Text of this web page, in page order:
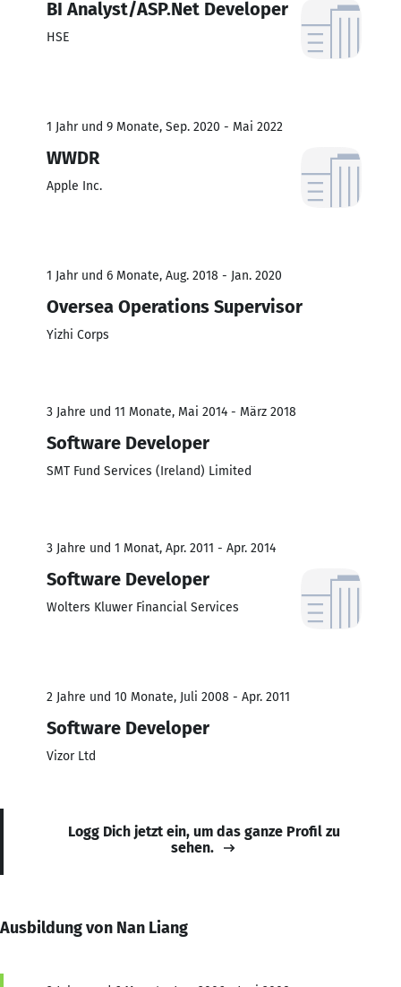
BI Analyst/ASP.Net Developer
HSE
1 Jahr und 9 Monate, Sep. 2020 - Mai 2022
WWDR
Apple Inc.
1 Jahr und 6 Monate, Aug. 2018 - Jan. 2020
Oversea Operations Supervisor
Yizhi Corps
3 Jahre und 11 Monate, Mai 2014 - März 2018
Software Developer
SMT Fund Services (Ireland) Limited
3 Jahre und 1 Monat, Apr. 2011 - Apr. 2014
Software Developer
Wolters Kluwer Financial Services
2 Jahre und 10 Monate, Juli 2008 - Apr. 2011
Software Developer
Vizor Ltd
Logg Dich jetzt ein, um das ganze Profil zu
sehen.
Ausbildung von Nan Liang